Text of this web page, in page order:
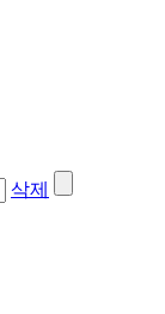
삭제